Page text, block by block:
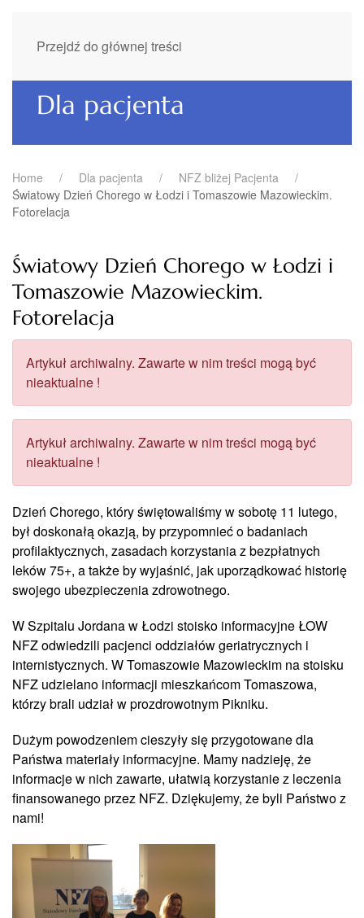
Przejdź do głównej treści
Dla pacjenta
Home Dla pacjenta
NFZ bliżej Pacjenta
Światowy Dzień Chorego w Łodzi i Tomaszowie Mazowieckim.
Fotorelacja
Światowy Dzień Chorego w Łodzi i
Tomaszowie Mazowieckim.
Fotorelacja
Artykuł archiwalny. Zawarte w nim treści mogą być
nieaktualne !
Artykuł archiwalny. Zawarte w nim treści mogą być
nieaktualne !
Dzień Chorego, który świętowaliśmy w sobotę 11 lutego,
był doskonałą okazją, by przypomnieć o badaniach
profilaktycznych, zasadach korzystania z bezpłatnych
leków 75+, a także by wyjaśnić, jak uporządkować historię
swojego ubezpieczenia zdrowotnego.
W Szpitalu Jordana w Łodzi stoisko informacyjne ŁOW
NFZ odwiedzili pacjenci oddziałów geriatrycznych i
internistycznych. W Tomaszowie Mazowieckim na stoisku
NFZ udzielano informacji mieszkańcom Tomaszowa,
którzy brali udział w prozdrowotnym Pikniku.
Dużym powodzeniem cieszyły się przygotowane dla
Państwa materiały informacyjne. Mamy nadzieję, że
informacje w nich zawarte, ułatwią korzystanie z leczenia
finansowanego przez NFZ. Dziękujemy, że byli Państwo z
nami!